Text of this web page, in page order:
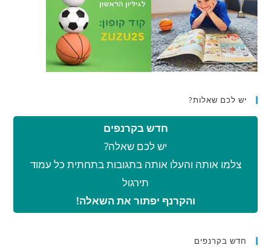
יש לכם שאלות?
חדש בקרנפים
יש לכם שאלה?
צלמו אותה והעלו אותה בתגובות בתחתית כל עמוד
תירגול
והקרנף יפתור את השאלה!
חדש בקרנפים